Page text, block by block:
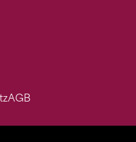
AGB